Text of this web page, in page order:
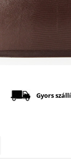
Facebook
Gyors